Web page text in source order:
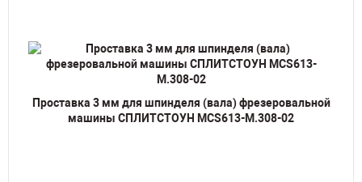
Проставка 3 мм для шпинделя (вала) фрезеровальной
машины СПЛИТСТОУН MCS613-M.308-02